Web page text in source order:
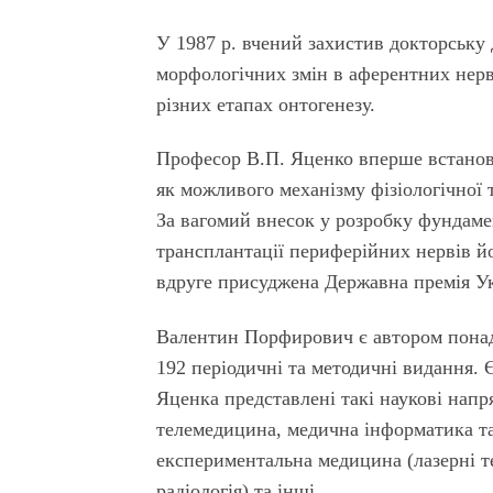
У 1987 р. вчений захистив
морфологічних змін в аферентних
різних етапах онтогенезу.
Професор В.П. Яценко вперше
як можливого механізму
За вагомий внесок у розробку
трансплантації периферійних нервів
вдруге присуджена Державна премія
Валентин Порфирович є автором
192 періодичні та методичні
Яценка представлені такі наукові
телемедицина, медична інформатика
експериментальна медицина (лазерні